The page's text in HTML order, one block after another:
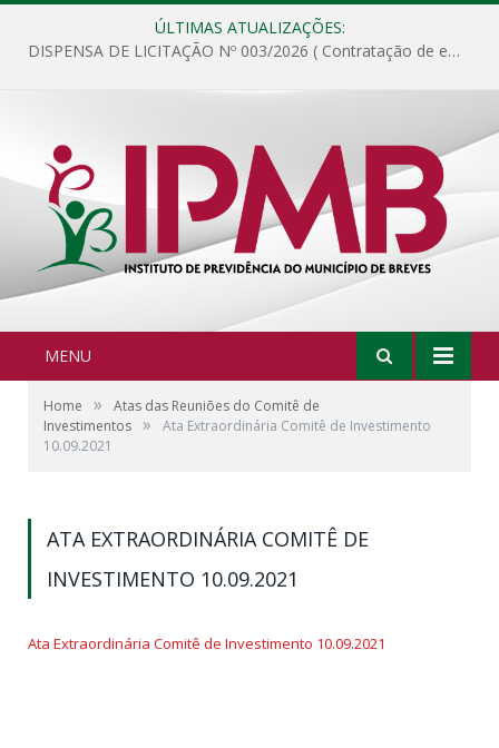
ÚLTIMAS ATUALIZAÇÕES:
DISPENSA DE LICITAÇÃO Nº 003/2026 ( Contratação de empresa para fornecimento de gêneros alimentícios não perecíveis, materiais de expediente, descartáveis, copa e cozinha, para análise e posterior publicação.)
MENU
Home »
Atas das Reuniões do Comitê de
Investimentos »
Ata Extraordinária Comitê de Investimento
10.09.2021
ATA EXTRAORDINÁRIA COMITÊ DE
INVESTIMENTO 10.09.2021
Ata Extraordinária Comitê de Investimento 10.09.2021